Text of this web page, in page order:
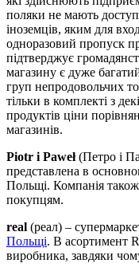
поляки не мають
іноземців, яким для
одноразовий пропуск
підтверджує
магазину є дуже
груп непродовольчих
тільки в комплекті з
продуктів ціни
магазинів.
Piotr i Paweł(Петро і
представлена в
Польщі. Компанія також
покупцям.
real (реал) –
Польщі. В асортимент
виробника, завдяки